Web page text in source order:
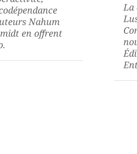
Nahum
en offrent
La